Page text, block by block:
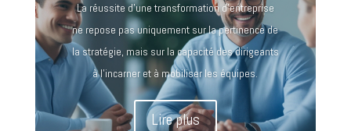
La réussite d’une transformation d’entreprise
ne repose pas uniquement sur la pertinence de
la stratégie, mais sur la capacité des dirigeants
à l’incarner et à mobiliser les équipes.
Lire plus